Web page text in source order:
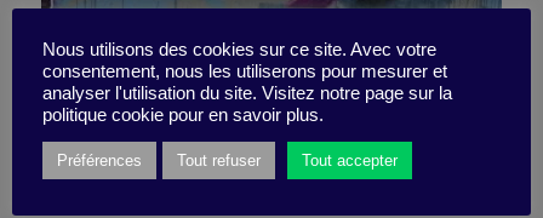
Loading...
Dre et Iovine : rebelles
inspirants
Nous utilisons des cookies sur ce site. Avec votre
consentement, nous les utiliserons pour mesurer et
analyser l'utilisation du site. Visitez notre page sur la
politique cookie pour en savoir plus.
Préférences Tout refuser Tout accepter